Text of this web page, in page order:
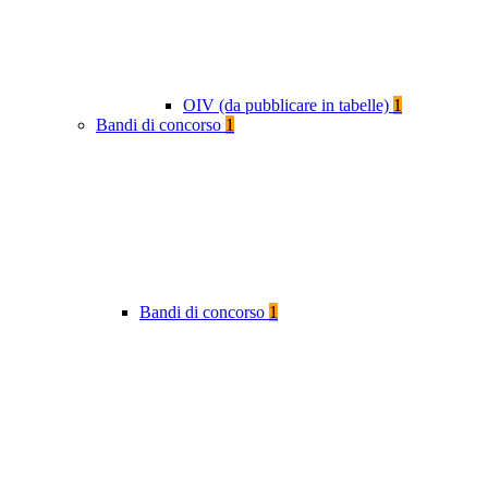
OIV (da pubblicare in tabelle) 1
Bandi di concorso 1
Bandi di concorso 1